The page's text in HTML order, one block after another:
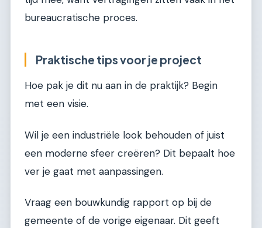
bureaucratische proces.
Praktische tips voor je project
Hoe pak je dit nu aan in de praktijk? Begin
met een visie.
Wil je een industriële look behouden of juist
een moderne sfeer creëren? Dit bepaalt hoe
ver je gaat met aanpassingen.
Vraag een bouwkundig rapport op bij de
gemeente of de vorige eigenaar. Dit geeft